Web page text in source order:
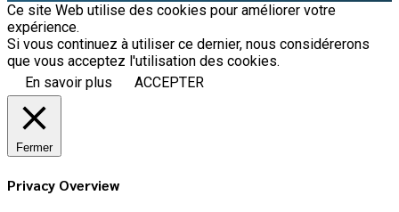
Ce site Web utilise des cookies pour améliorer votre
expérience.
Si vous continuez à utiliser ce dernier, nous considérerons
que vous acceptez l'utilisation des cookies.
En savoir plus
ACCEPTER
Fermer
Privacy Overview